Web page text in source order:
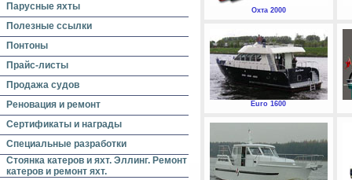
Парусные яхты
Полезные ссылки
Понтоны
Прайс-листы
Продажа судов
Реновация и ремонт
Сертификаты и награды
Специальные разработки
Стоянка катеров и яхт. Эллинг. Ремонт
катеров и ремонт яхт.
Охта 2000
Euro 1600